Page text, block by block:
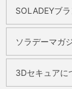
SOLADEYブ
ソラデーマガ
3Dセキュアに